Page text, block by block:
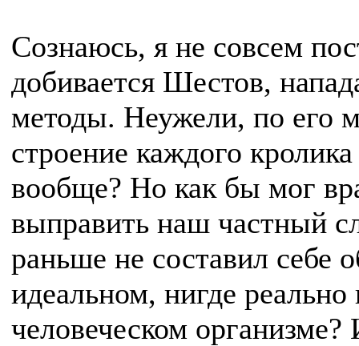
Сознаюсь, я не совсем
добивается Шестов,
методы. Неужели, по его
строение каждого
вообще? Но как бы мог
выправить наш частный
раньше не составил себе
идеальном, нигде
человеческом